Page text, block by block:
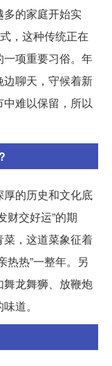
多的家庭开始实
，这种传统正在
项重要习俗。年
聊天，守候着新
难以保留，所以
的历史和文化底
财交好运”的期
，这道菜象征着
热热”一整年。另
龙舞狮、放鞭炮
道。